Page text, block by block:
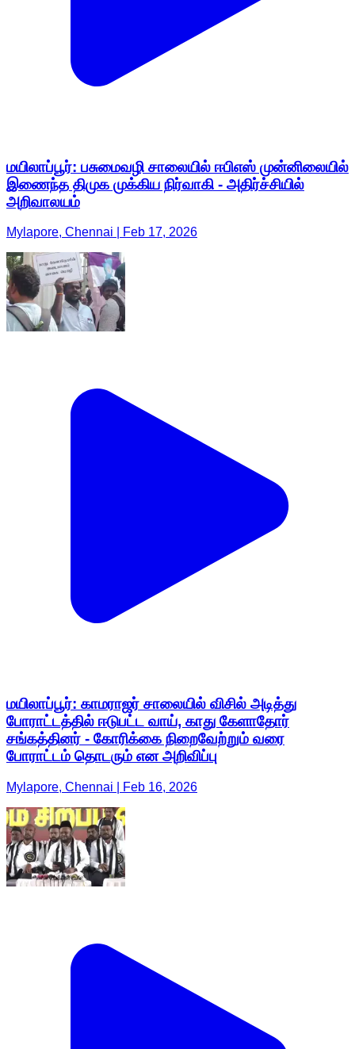
மயிலாப்பூர்: பசுமைவழி சாலையில் ஈபிஎஸ் முன்னிலையில்
இணைந்த திமுக முக்கிய நிர்வாகி - அதிர்ச்சியில்
அறிவாலயம்
Mylapore, Chennai | Feb 17, 2026
மயிலாப்பூர்: காமராஜர் சாலையில் விசில் அடித்து
போராட்டத்தில் ஈடுபட்ட வாய், காது கேளாதோர்
சங்கத்தினர் - கோரிக்கை நிறைவேற்றும் வரை
போராட்டம் தொடரும் என அறிவிப்பு
Mylapore, Chennai | Feb 16, 2026